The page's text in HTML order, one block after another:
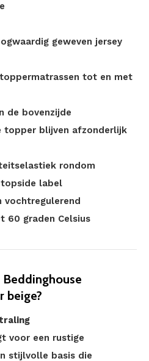
geweven jersey
tot en met
de bovenzijde
topper blijven afzonderlijk
rondom
label
vochtregulerend
60 graden Celsius
beige?
voor een rustige
stijlvolle basis die